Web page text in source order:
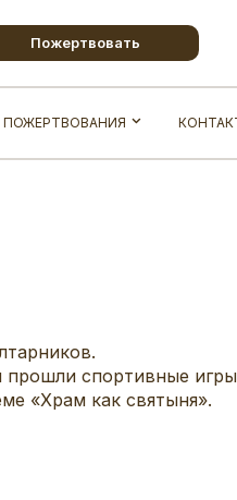
Пожертвовать
ПОЖЕРТВОВАНИЯ
прошли спортивные игры
«Храм как святыня».